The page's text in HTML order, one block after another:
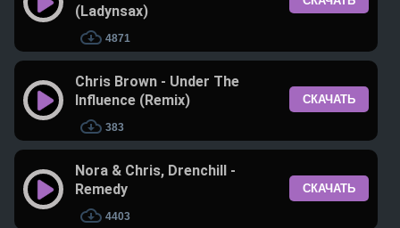
(Ladynsax)
4871
Chris Brown - Under The
Influence (Remix)
383
СКАЧАТЬ
Nora & Chris, Drenchill -
Remedy
4403
СКАЧАТЬ